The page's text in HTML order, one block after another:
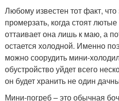
Любому известен тот факт,
промерзать, когда стоят
оттаивает она лишь к маю, а
остается холодной. Именно
можно соорудить мини-
обустройство уйдет всего
он будет хранить не один
Мини-погреб – это обычная